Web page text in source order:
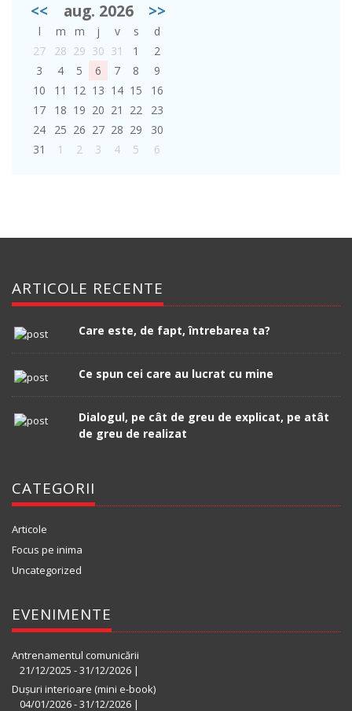
<< aug. 2026 >>
l m m j v s
d
27
28 29 30 31 1
2
3
4 5 6 7 8
9
10
11 12 13 14 15
16
17
18 19 20 21 22
23
24
25 26 27 28 29
30
31
1 2 3 4 5 6
ARTICOLE RECENTE
Care este, de fapt, întrebarea ta?
Ce spun cei care au lucrat cu mine
Dialogul, pe cât de greu de explicat, pe atât
de greu de realizat
CATEGORII
Articole
Focus pe inima
Uncategorized
EVENIMENTE
Antrenamentul comunicării
21/12/2025 - 31/12/2026 |
Dușuri interioare (mini e-book)
04/01/2026 - 31/12/2026 |